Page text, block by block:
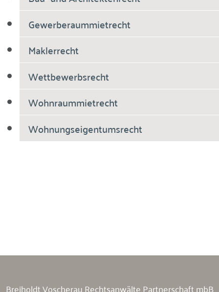
Gewerberaummietrecht
Maklerrecht
Wettbewerbsrecht
Wohnraummietrecht
Wohnungseigentumsrecht
Breiholdt Voscherau Rechtsanwälte Partnerschaft mbB